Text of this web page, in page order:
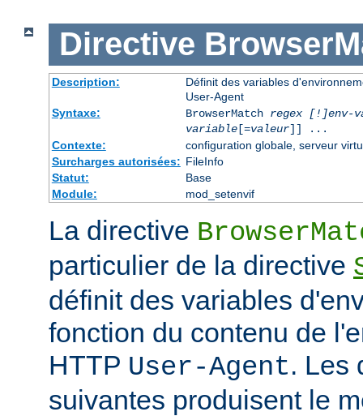
Directive
Description:
Définit des variables
User-Agent
Syntaxe:
BrowserMatch regex [!]env-
variable[=valeur]] ...
Contexte:
configuration globale, serveur
Surcharges autorisées: FileInfo
Statut:
Base
Module:
mod_setenvif
La directive
particulier de la directive
définit des variables
fonction du contenu de
HTTP User-Agent. Les
suivantes produisent le